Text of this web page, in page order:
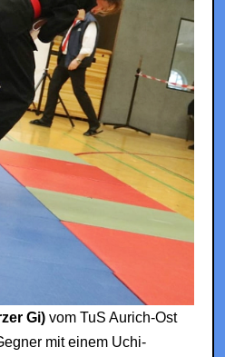
Gi)vom TuS Aurich-Ost
mit einem Uchi-